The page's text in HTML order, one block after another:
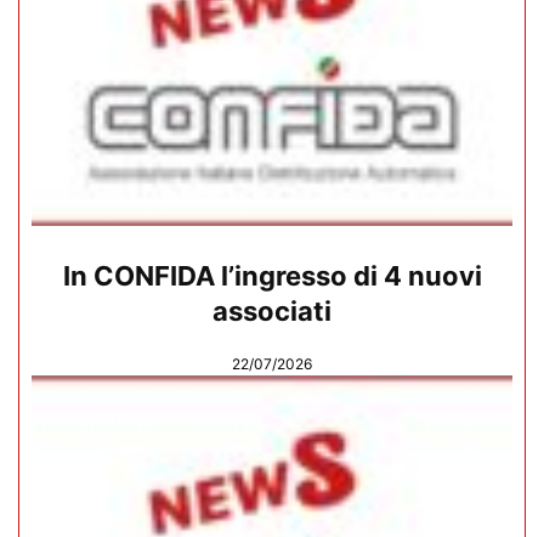
In CONFIDA l’ingresso di 4 nuovi
associati
22/07/2026